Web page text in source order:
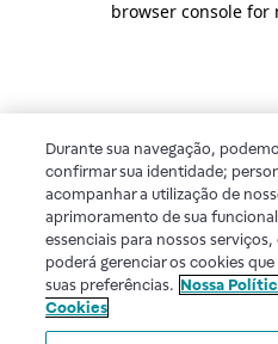
browser console
Durante sua navegação,
confirmar sua identidade;
acompanhar a utilização de
aprimoramento de sua
essenciais para nossos
poderá gerenciar os cookies
suas preferências. Nossa
Cookies